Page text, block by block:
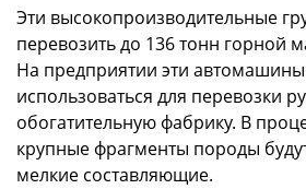
Эти высокопроизводительные
перевозить до 136 тонн горной
На предприятии эти автомашины
использоваться для перевозки
обогатительную фабрику. В
крупные фрагменты породы
мелкие составляющие.